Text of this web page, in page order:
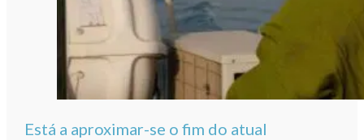
Está a aproximar-se o fim do atual